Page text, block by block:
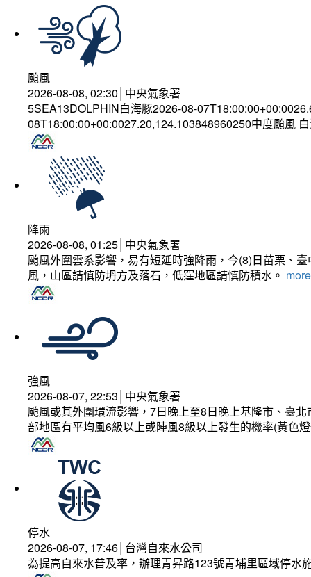
颱風
2026-08-08, 02:30│中央氣象署
5SEA13DOLPHIN白海豚2026-08-
08T18:00:00+00:0027.20,124.103848960250中度颱風
降雨
2026-08-08, 01:25│中央氣象署
颱風外圍雲系影響，易有短延時強降雨，今(8)日苗栗、
風，山區請慎防坍方及落石，低窪地區請慎防積水。
強風
2026-08-07, 22:53│中央氣象署
颱風或其外圍環流影響，7日晚上至8日晚上基隆市、臺
部地區有平均風6級以上或陣風8級以上發生的機率(黃色
停水
2026-08-07, 17:46│台灣自來水公司
為提高自來水普及率，辦理青昇路123號青埔里區域停水